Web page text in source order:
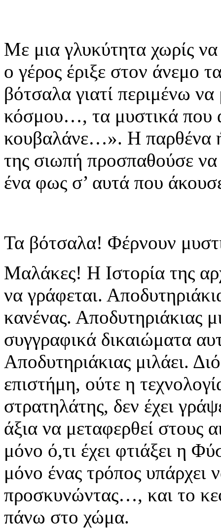
Με μια γλυκύτητα χωρίς
ο γέρος έριξε στον άνεμο
βότσαλα γιατί περιμένω
κόσμου…, τα μυστικά που
κουβαλάνε…». Η παρθένα
της σιωπή προσπαθούσε
ένα φως σ’ αυτά που
Τα βότσαλα! Φέρνουν
Μαλάκες! Η Ιστορία της
να γράφεται.
κανένας. Αποδυτηριάκιας
συγγραφικά δικαιώματα
Αποδυτηριάκιας μιλάει.
επιστήμη, ούτε η
στρατηλάτης, δεν έχει
άξια να μεταφερθεί στους
μόνο ό,τι έχει φτιάξει η
μόνο ένας τρόπος υπάρχει
προσκυνώντας…, και το
πάνω στο χώμα.